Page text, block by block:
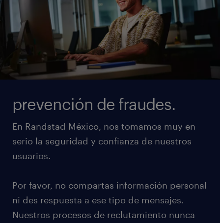
prevención de fraudes.
En Randstad México, nos tomamos muy en
serio la seguridad y confianza de nuestros
usuarios.
Por favor, no compartas información personal
ni des respuesta a ese tipo de mensajes.
Nuestros procesos de reclutamiento nunca